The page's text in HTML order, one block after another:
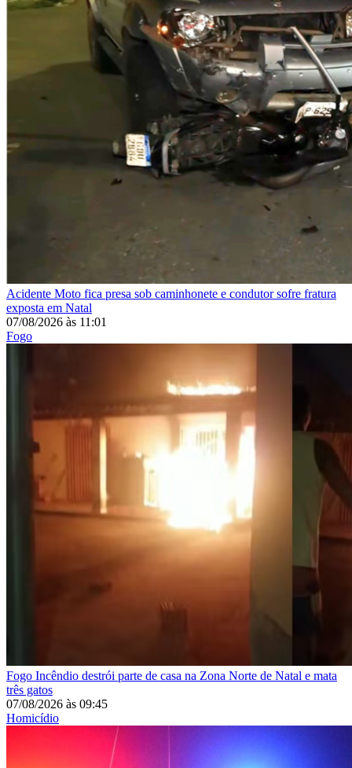
Acidente Moto fica presa sob caminhonete e condutor sofre fratura
exposta em Natal
07/08/2026 às 11:01
Fogo
Fogo Incêndio destrói parte de casa na Zona Norte de Natal e mata
três gatos
07/08/2026 às 09:45
Homicídio